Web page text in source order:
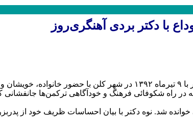
روزبا دکتر بردی آهنگری
در شهر کلن با حضور خانواده،
در راه شکوفائی فرهنگ و خودآگاهی ترکمن‌ها جانفشانی
شد. نوه دکتر با بیان احساسات ظریف خود از